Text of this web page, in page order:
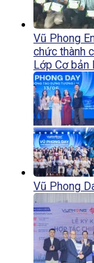
Vũ Phong
chức thành
Lớp Cơ bản
Vũ Phong